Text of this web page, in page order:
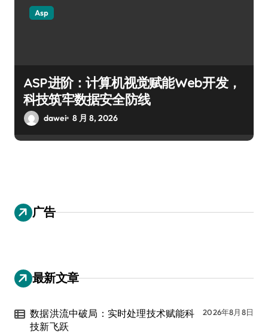
Asp
ASP进阶：计算机视觉赋能Web开发，
科技筑牢数据安全防线
dawei 8 月 8, 2026
广告
最新文章
数据洪流中破局：实时处理技术赋能科
技新飞跃
2026年8月8日